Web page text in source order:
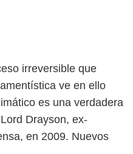
en las fuerzas
incrementará la
y también la
están entrando en
con las